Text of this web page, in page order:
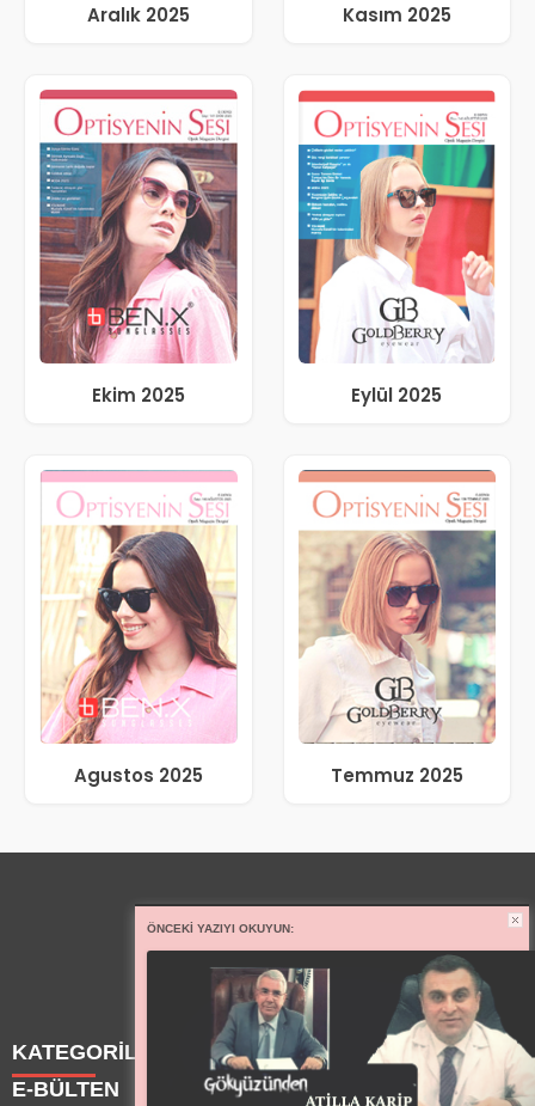
Aralık 2025 Kasım 2025
Ekim 2025 Eylül 2025
Agustos 2025 Temmuz 2025
KATEGORİLER
E-BÜLTEN
ÖNCEKI YAZIYI OKUYUN: